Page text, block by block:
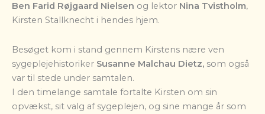
Ben Farid Røjgaard Nielsen og lektor Nina Tvistholm,
Kirsten Stallknecht i hendes hjem.
Besøget kom i stand gennem Kirstens nære ven
sygeplejehistoriker Susanne Malchau Dietz, som også
var til stede under samtalen.
I den timelange samtale fortalte Kirsten om sin
opvækst, sit valg af sygeplejen, og sine mange år som